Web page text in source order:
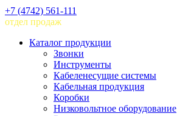
+7 (4742) 561-111
отдел продаж
Каталог продукции
Звонки
Инструменты
Кабеленесущие системы
Кабельная продукция
Коробки
Низковольтное оборудование